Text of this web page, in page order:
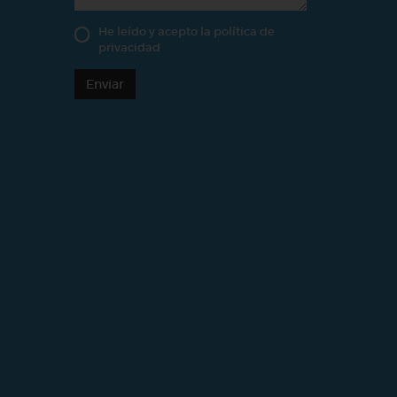
He leído y acepto la política de
privacidad
Enviar